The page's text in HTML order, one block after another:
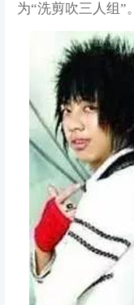
为“洗剪吹三人组”。